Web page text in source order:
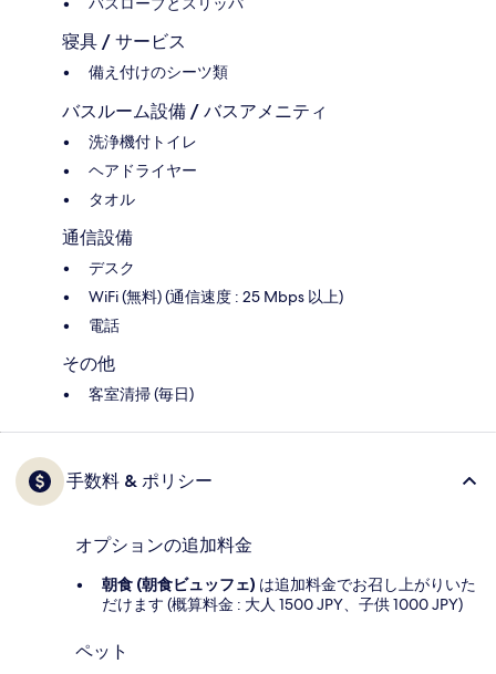
寝具 / サービス
備え付けのシーツ類
バスルーム設備 / バスアメニティ
洗浄機付トイレ
ヘアドライヤー
タオル
通信設備
デスク
WiFi (無料) (通信速度 : 25 Mbps 以上)
電話
その他
客室清掃 (毎日)
手数料 & ポリシー
オプションの追加料金
朝食 (朝食ビュッフェ) は追加料金でお召し上がりいた
だけます (概算料金 : 大人 1500 JPY、子供 1000 JPY)
ペット